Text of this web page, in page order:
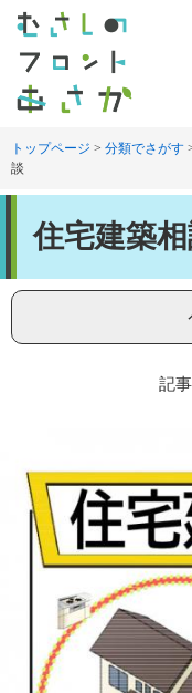
す
。
し
て
トップページ > 分類でさがす
談
住宅建築
記